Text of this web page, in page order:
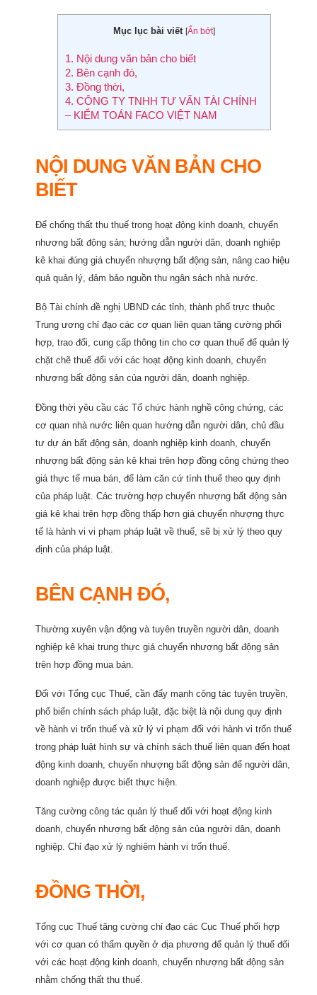
Mục lục bài viết [Ẩn bớt]
1. Nội dung văn bản cho biết
2. Bên cạnh đó,
3. Đồng thời,
4. CÔNG TY TNHH TƯ VẤN TÀI CHÍNH
– KIỂM TOÁN FACO VIỆT NAM
NỘI DUNG VĂN BẢN CHO
BIẾT
Để chống thất thu thuế trong hoạt động kinh doanh, chuyển
nhượng bất động sản; hướng dẫn người dân, doanh nghiệp
kê khai đúng giá chuyển nhượng bất động sản, nâng cao hiệu
quả quản lý, đảm bảo nguồn thu ngân sách nhà nước.
Bộ Tài chính đề nghị UBND các tỉnh, thành phố trực thuộc
Trung ương chỉ đạo các cơ quan liên quan tăng cường phối
hợp, trao đổi, cung cấp thông tin cho cơ quan thuế để quản lý
chặt chẽ thuế đối với các hoạt động kinh doanh, chuyển
nhượng bất động sản của người dân, doanh nghiệp.
Đồng thời yêu cầu các Tổ chức hành nghề công chứng, các
cơ quan nhà nước liên quan hướng dẫn người dân, chủ đầu
tư dự án bất động sản, doanh nghiệp kinh doanh, chuyển
nhượng bất động sản kê khai trên hợp đồng công chứng theo
giá thực tế mua bán, để làm căn cứ tính thuế theo quy định
của pháp luật. Các trường hợp chuyển nhượng bất động sản
giá kê khai trên hợp đồng thấp hơn giá chuyển nhượng thực
tế là hành vi vi phạm pháp luật về thuế, sẽ bị xử lý theo quy
định của pháp luật.
BÊN CẠNH ĐÓ,
Thường xuyên vận động và tuyên truyền người dân, doanh
nghiệp kê khai trung thực giá chuyển nhượng bất động sản
trên hợp đồng mua bán.
Đối với Tổng cục Thuế, cần đẩy mạnh công tác tuyên truyền,
phổ biến chính sách pháp luật, đặc biệt là nội dung quy định
về hành vi trốn thuế và xử lý vi phạm đối với hành vi trốn thuế
trong pháp luật hình sự và chính sách thuế liên quan đến hoạt
động kinh doanh, chuyển nhượng bất động sản để người dân,
doanh nghiệp được biết thực hiện.
Tăng cường công tác quản lý thuế đối với hoạt động kinh
doanh, chuyển nhượng bất động sản của người dân, doanh
nghiệp. Chỉ đạo xử lý nghiêm hành vi trốn thuế.
ĐỒNG THỜI,
Tổng cục Thuế tăng cường chỉ đạo các Cục Thuế phối hợp
với cơ quan có thẩm quyền ở địa phương để quản lý thuế đối
với các hoạt động kinh doanh, chuyển nhượng bất động sản
nhằm chống thất thu thuế.